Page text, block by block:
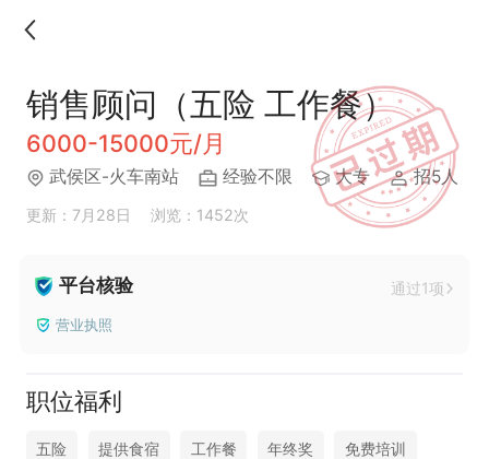
销售顾问（五险 工作餐）
6000-15000元/月
武侯区-火车南站 经验不限 大专 招5人
更新：7月28日 浏览：1452次
平台核验 通过1项
营业执照
职位福利
五险 提供食宿 工作餐 年终奖 免费培训